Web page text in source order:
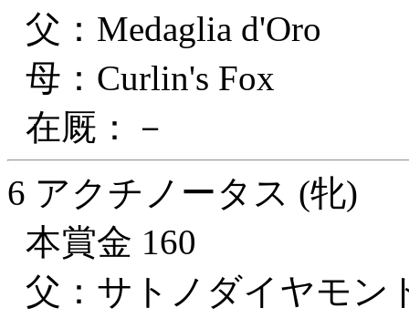
父：Medaglia d'Oro
母：Curlin's Fox
在厩：－
6 アクチノータス (牝)
本賞金 160
父：サトノダイヤモン